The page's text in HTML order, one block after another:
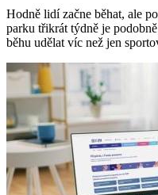
Hodně lidí začne běhat, ale
parku třikrát týdně je
běhu udělat víc než jen